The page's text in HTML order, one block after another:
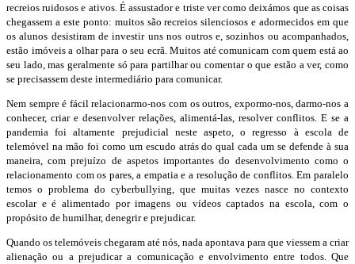
recreios ruidosos e ativos. É assustador e triste ver como deixámos que as coisas
chegassem a este ponto: muitos são recreios silenciosos e adormecidos em que
os alunos desistiram de investir uns nos outros e, sozinhos ou acompanhados,
estão imóveis a olhar para o seu ecrã. Muitos até comunicam com quem está ao
seu lado, mas geralmente só para partilhar ou comentar o que estão a ver, como
se precisassem deste intermediário para comunicar.
Nem sempre é fácil relacionarmo-nos com os outros, expormo-nos, darmo-nos a
conhecer, criar e desenvolver relações, alimentá-las, resolver conflitos. E se a
pandemia foi altamente prejudicial neste aspeto, o regresso à escola de
telemóvel na mão foi como um escudo atrás do qual cada um se defende à sua
maneira, com prejuízo de aspetos importantes do desenvolvimento como o
relacionamento com os pares, a empatia e a resolução de conflitos. Em paralelo
temos o problema do cyberbullying, que muitas vezes nasce no contexto
escolar e é alimentado por imagens ou vídeos captados na escola, com o
propósito de humilhar, denegrir e prejudicar.
Quando os telemóveis chegaram até nós, nada apontava para que viessem a criar
alienação ou a prejudicar a comunicação e envolvimento entre todos. Que